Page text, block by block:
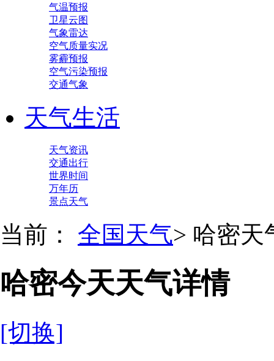
气温预报
卫星云图
气象雷达
空气质量实况
雾霾预报
空气污染预报
交通气象
天气生活
天气资讯
交通出行
世界时间
万年历
景点天气
当前： 全国天气> 哈密天
哈密今天天气详情
[切换]